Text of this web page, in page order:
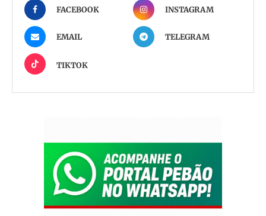
FACEBOOK INSTAGRAM
EMAIL TELEGRAM
TIKTOK